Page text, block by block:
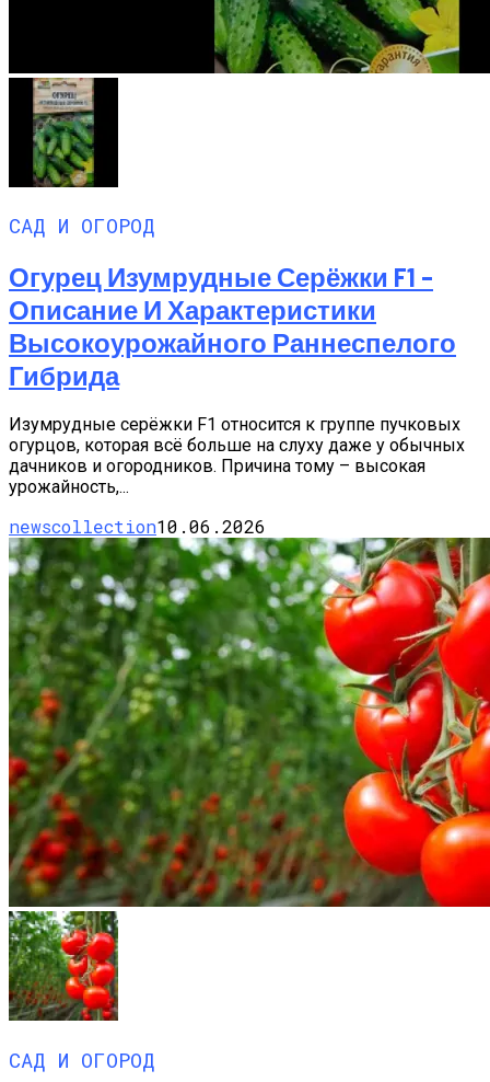
САД И ОГОРОД
Огурец Изумрудные Серёжки F1 –
Описание И Характеристики
Высокоурожайного Раннеспелого
Гибрида
Изумрудные серёжки F1 относится к группе пучковых
огурцов, которая всё больше на слуху даже у обычных
дачников и огородников. Причина тому – высокая
урожайность,...
newscollection10.06.2026
САД И ОГОРОД